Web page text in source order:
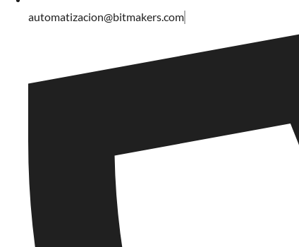
automatizacion@bitmakers.com